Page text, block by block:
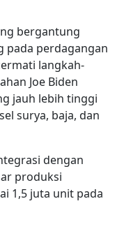
bergantung
pada perdagangan
langkah-
Joe Biden
jauh lebih tinggi
surya, baja, dan
dengan
produksi
1,5 juta unit pada